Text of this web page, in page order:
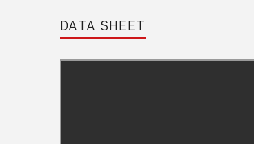
DATA SHEET